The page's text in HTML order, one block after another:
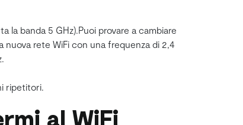
la banda 5 GHz).Puoi provare a cambiare
rete WiFi con una frequenza di 2,4
ripetitori.
al WiFi